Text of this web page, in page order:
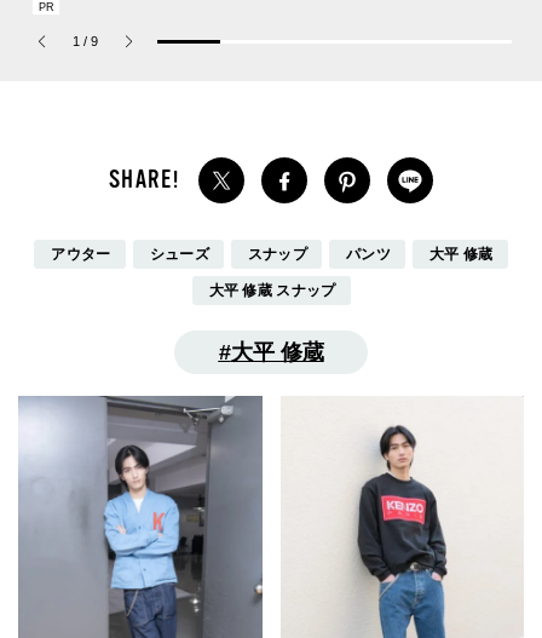
の新作フレグランス「コ
パルファム」
1 / 9
アウター シューズ スナップ パンツ 大平 修蔵
大平 修蔵 スナップ
大平 修蔵